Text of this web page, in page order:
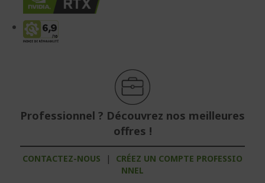
Professionnel ? Découvrez nos meilleures
offres !
CONTACTEZ-NOUS |
CRÉEZ UN COMPTE PROFESSIO
NNEL